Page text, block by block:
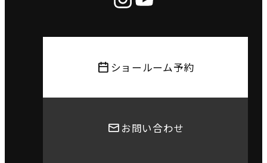
ショールーム予約
お問い合わせ